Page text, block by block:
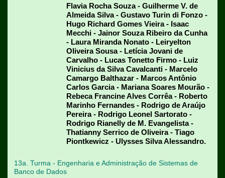
Flavia Rocha Souza - Guilherme V. de
Almeida Silva - Gustavo Turin di Fonzo -
Hugo Richard Gomes Vieira - Isaac
Mecchi - Jainor Souza Ribeiro da Cunha
- Laura Miranda Nonato - Leiryelton
Oliveira Sousa - Letícia Jovani de
Carvalho - Lucas Tonetto Firmo - Luiz
Vinicius da Silva Cavalcanti - Marcelo
Camargo Balthazar - Marcos Antônio
Carlos Garcia - Mariana Soares Mourão -
Rebeca Francine Alves Corrêa - Roberto
Marinho Fernandes - Rodrigo de Araújo
Pereira - Rodrigo Leonel Sartorato -
Rodrigo Rianelly de M. Evangelista -
Thatianny Serrico de Oliveira - Tiago
Piontkewicz - Ulysses Silva Alessandro.
13a. Turma - Engenharia e Administração de Sistemas de
Banco de Dados